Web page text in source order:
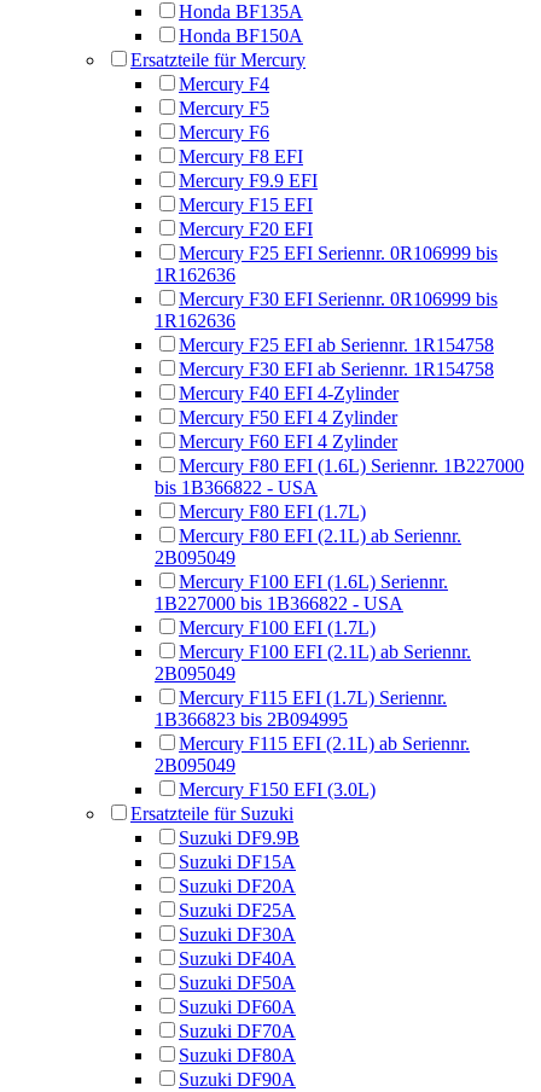
Honda BF135A
Honda BF150A
Ersatzteile für Mercury
Mercury F4
Mercury F5
Mercury F6
Mercury F8 EFI
Mercury F9.9 EFI
Mercury F15 EFI
Mercury F20 EFI
Mercury F25 EFI Seriennr. 0R106999 bis
1R162636
Mercury F30 EFI Seriennr. 0R106999 bis
1R162636
Mercury F25 EFI ab Seriennr. 1R154758
Mercury F30 EFI ab Seriennr. 1R154758
Mercury F40 EFI 4-Zylinder
Mercury F50 EFI 4 Zylinder
Mercury F60 EFI 4 Zylinder
Mercury F80 EFI (1.6L) Seriennr. 1B227000
bis 1B366822 - USA
Mercury F80 EFI (1.7L)
Mercury F80 EFI (2.1L) ab Seriennr.
2B095049
Mercury F100 EFI (1.6L) Seriennr.
1B227000 bis 1B366822 - USA
Mercury F100 EFI (1.7L)
Mercury F100 EFI (2.1L) ab Seriennr.
2B095049
Mercury F115 EFI (1.7L) Seriennr.
1B366823 bis 2B094995
Mercury F115 EFI (2.1L) ab Seriennr.
2B095049
Mercury F150 EFI (3.0L)
Ersatzteile für Suzuki
Suzuki DF9.9B
Suzuki DF15A
Suzuki DF20A
Suzuki DF25A
Suzuki DF30A
Suzuki DF40A
Suzuki DF50A
Suzuki DF60A
Suzuki DF70A
Suzuki DF80A
Suzuki DF90A